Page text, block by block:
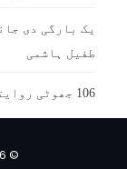
یک بارگی دی
طفیل ہاشمی
106 جھوٹی روایتیں
© 2026 - اردو. All Rights Reserved.